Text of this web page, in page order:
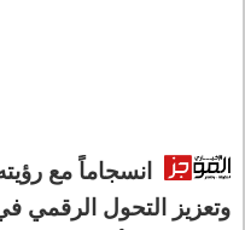
انسجاماً مع
وتعزيز التحول الرقمي